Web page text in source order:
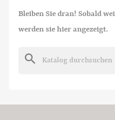
Bleiben Sie dran! Sobald
werden sie hier angezeigt.
search